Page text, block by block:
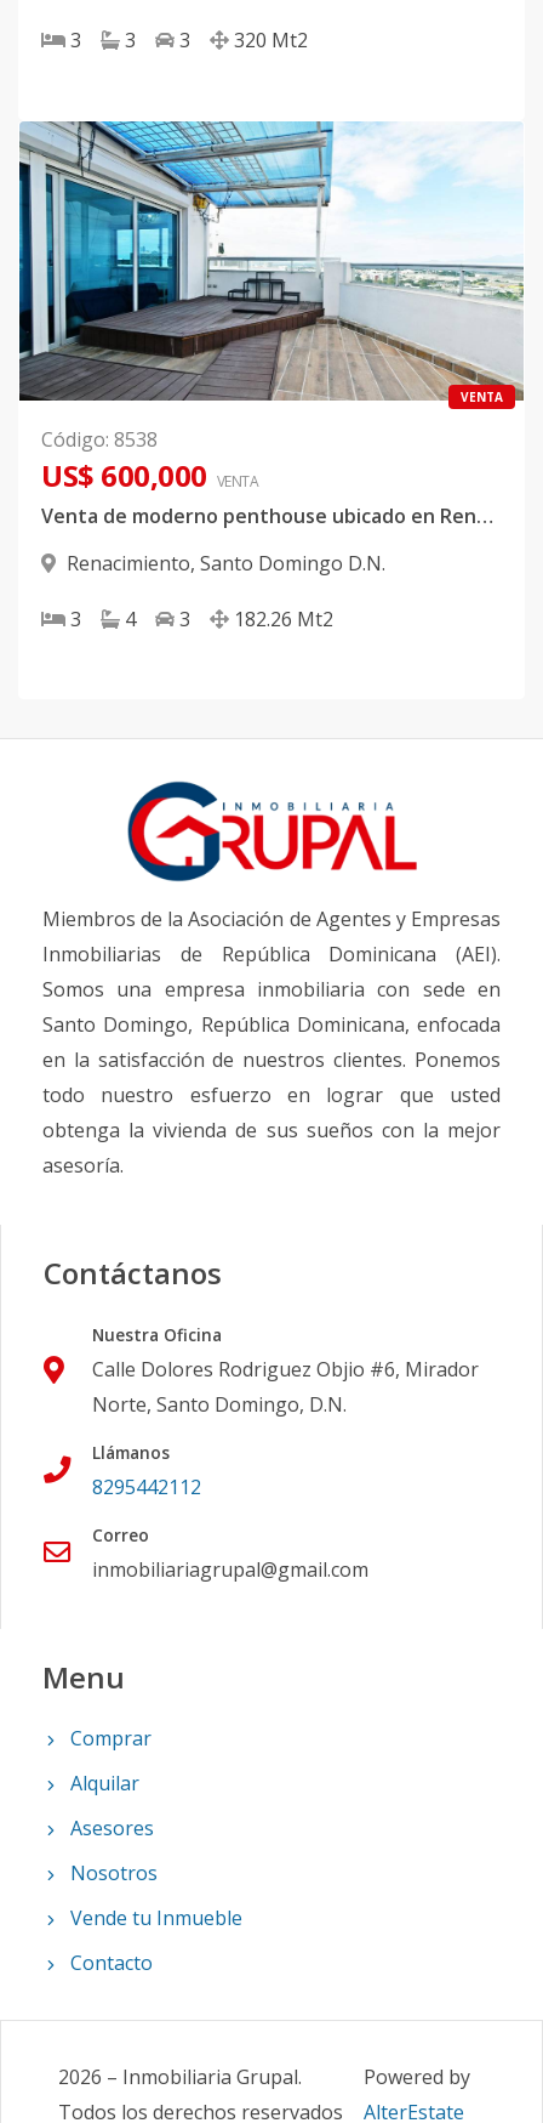
3 3 3 320 Mt2
VENTA
Código: 8538
US$ 600,000 VENTA
Venta de moderno penthouse ubicado en Renacimiento
Renacimiento, Santo Domingo D.N.
3 4 3 182.26 Mt2
Miembros de la Asociación de Agentes y Empresas
Inmobiliarias de República Dominicana (AEI).
Somos una empresa inmobiliaria con sede en
Santo Domingo, República Dominicana, enfocada
en la satisfacción de nuestros clientes. Ponemos
todo nuestro esfuerzo en lograr que usted
obtenga la vivienda de sus sueños con la mejor
asesoría.
Contáctanos
Nuestra Oficina
Calle Dolores Rodriguez Objio #6, Mirador
Norte, Santo Domingo, D.N.
Llámanos
8295442112
Correo
inmobiliariagrupal@gmail.com
Menu
Comprar
Alquilar
Asesores
Nosotros
Vende tu Inmueble
Contacto
2026 – Inmobiliaria Grupal.
Todos los derechos reservados
Powered by
AlterEstate